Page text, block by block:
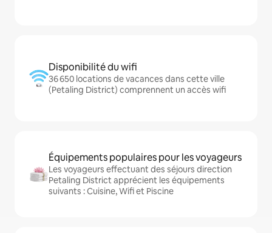
Disponibilité du wifi
36 650 locations de vacances dans cette ville
(Petaling District) comprennent un accès wifi
Équipements populaires pour les voyageurs
Les voyageurs effectuant des séjours direction
Petaling District apprécient les équipements
suivants : Cuisine, Wifi et Piscine